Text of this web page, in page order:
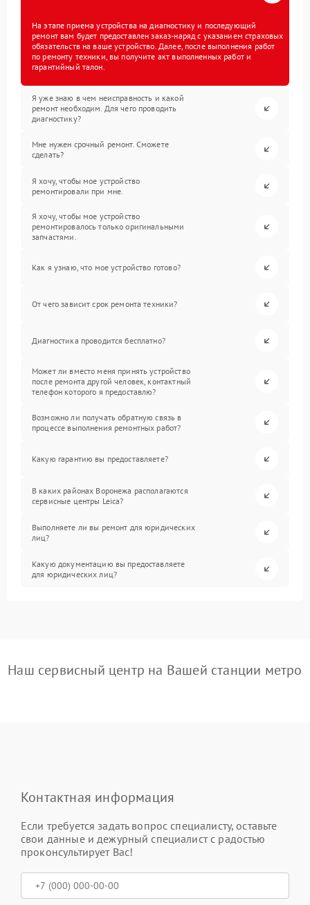
На этапе приема устройства на диагностику и последующий
ремонт вам будет предоставлен заказ-наряд с указанием страховых
обязательств на ваше устройство. Далее, после выполнения работ
по ремонту техники, вы получите акт выполненных работ и
гарантийный талон.
Я уже знаю в чем неисправность и какой
ремонт необходим. Для чего проводить
диагностику?
Мне нужен срочный ремонт. Сможете
сделать?
Я хочу, чтобы мое устройство
ремонтировали при мне.
Я хочу, чтобы мое устройство
ремонтировалось только оригинальными
запчастями.
Как я узнаю, что мое устройство готово?
От чего зависит срок ремонта техники?
Диагностика проводится бесплатно?
Может ли вместо меня принять устройство
после ремонта другой человек, контактный
телефон которого я предоставлю?
Возможно ли получать обратную связь в
процессе выполнения ремонтных работ?
Какую гарантию вы предоставляете?
В каких районах Воронежа располагаются
сервисные центры Leica?
Выполняете ли вы ремонт для юридических
лиц?
Какую документацию вы предоставляете
для юридических лиц?
Наш сервисный центр на Вашей станции метро
Контактная информация
Если требуется задать вопрос специалисту, оставьте
свои данные и дежурный специалист с радостью
проконсультирует Вас!